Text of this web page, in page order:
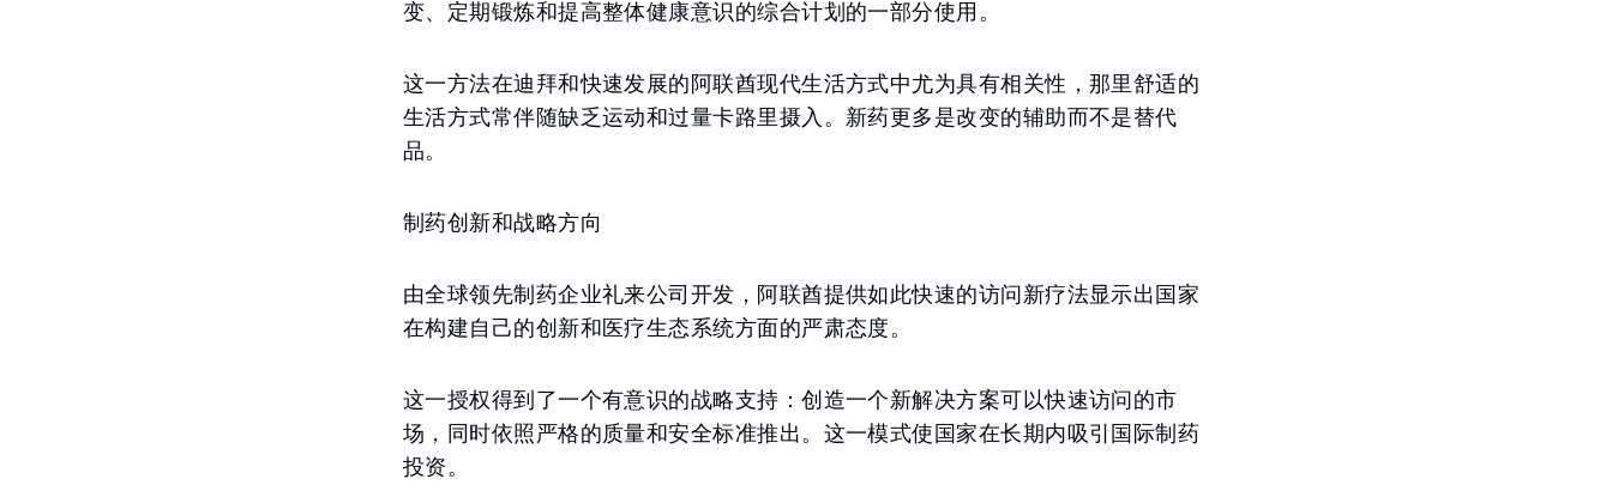
变、定期锻炼和提高整体健康意识的综合计划的一部分使用。
这一方法在迪拜和快速发展的阿联酋现代生活方式中尤为具有相关性，那里舒适的
生活方式常伴随缺乏运动和过量卡路里摄入。新药更多是改变的辅助而不是替代
品。
制药创新和战略方向
由全球领先制药企业礼来公司开发，阿联酋提供如此快速的访问新疗法显示出国家
在构建自己的创新和医疗生态系统方面的严肃态度。
这一授权得到了一个有意识的战略支持：创造一个新解决方案可以快速访问的市
场，同时依照严格的质量和安全标准推出。这一模式使国家在长期内吸引国际制药
投资。